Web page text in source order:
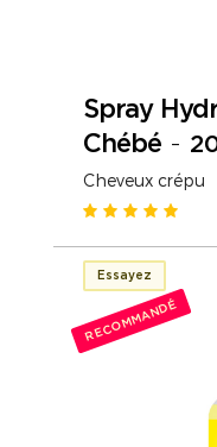
Spray
Chébé-
Cheveux crépu
Essayez
RECOMMANDÉ